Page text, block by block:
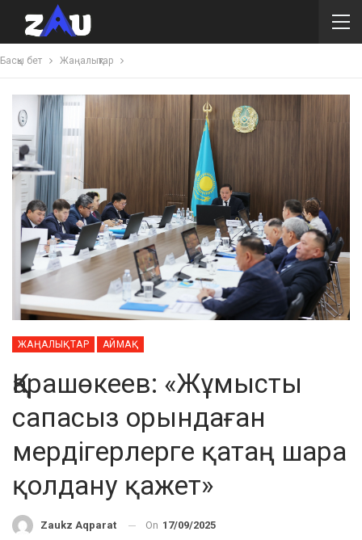
Басқы бет Жаңалықтар
ЖАҢАЛЫҚТАР АЙМАҚ
Қарашөкеев: «Жұмысты
сапасыз орындаған
мердігерлерге қатаң шара
қолдану қажет»
Zaukz Aqparat On 17/09/2025